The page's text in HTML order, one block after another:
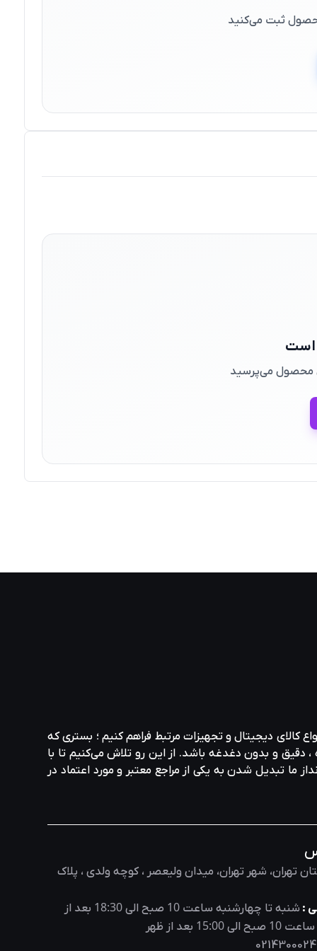
محصول ثبت می‌کنید
است
محصول می‌پرسید
کالای دیجیتال و تجهیزات مرتبط فراهم کنیم ؛ بستری که
دقیق و بدون دغدغه باشد. از این رو تلاش می‌کنیم تا با
ما تبدیل شدن به یکی از مراجع معتبر و مورد اعتماد در
تهران، شهر تهران، میدان ولیعصر ، کوچه ولدی ، پلاک
: شنبه تا چهارشنبه ساعت صبح الی 18:30 بعد از
ساعت
صبح الی 15:00 بعد از ظهر